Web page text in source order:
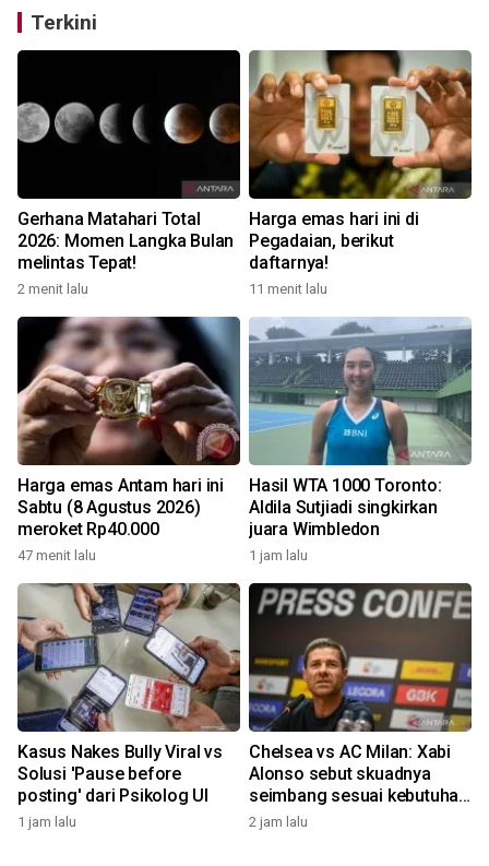
Terkini
Gerhana Matahari Total
2026: Momen Langka Bulan
melintas Tepat!
2 menit lalu
Harga emas hari ini di
Pegadaian, berikut
daftarnya!
11 menit lalu
Harga emas Antam hari ini
Sabtu (8 Agustus 2026)
meroket Rp40.000
47 menit lalu
Hasil WTA 1000 Toronto:
Aldila Sutjiadi singkirkan
juara Wimbledon
1 jam lalu
Kasus Nakes Bully Viral vs
Solusi 'Pause before
posting' dari Psikolog UI
1 jam lalu
Chelsea vs AC Milan: Xabi
Alonso sebut skuadnya
seimbang sesuai kebutuhan
Liga Inggris
2 jam lalu